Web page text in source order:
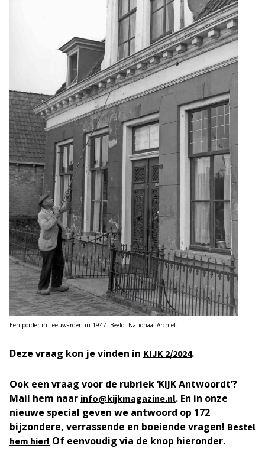
Een porder in Leeuwarden in 1947. Beeld: Nationaal Archief.
Deze vraag kon je vinden in KIJK 2/2024.
Ook een vraag voor de rubriek ‘KIJK Antwoordt’?
Mail hem naar info@kijkmagazine.nl. En in onze
nieuwe special geven we antwoord op 172
bijzondere, verrassende en boeiende vragen! Bestel
hem hier! Of eenvoudig via de knop hieronder.